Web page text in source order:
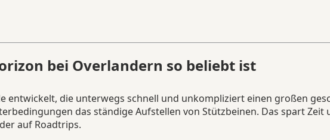
bei Overlandern so beliebt ist
entwickelt, die unterwegs schnell und unkompliziert einen großen
das ständige Aufstellen von Stützbeinen. Das spart Zeit
auf Roadtrips.